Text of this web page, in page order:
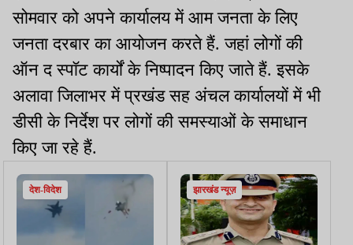
सोमवार को अपने कार्यालय में आम जनता के लिए
जनता दरबार का आयोजन करते हैं. जहां लोगों की
ऑन द स्पॉट कार्यों के निष्पादन किए जाते हैं. इसके
अलावा जिलाभर में प्रखंड सह अंचल कार्यालयों में भी
डीसी के निर्देश पर लोगों की समस्याओं के समाधान
किए जा रहे हैं.
देश-विदेश झारखंड न्यूज़